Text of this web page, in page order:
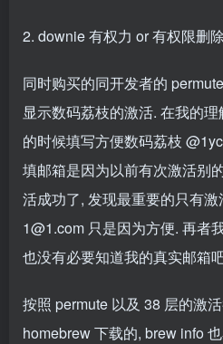
2. downie 有权力 or 有权限删
同时购买的同开发者的
显示数码荔枝的激活. 在我的
的时候填写方便数码荔枝
填邮箱是因为以前有次激活别
活成功了, 发现最重要的只有
1@1.com 只是因为方便. 再者
也没有必要知道我的真实邮箱
按照 permute 以及 38 层的激
homebrew 下载的, brew info